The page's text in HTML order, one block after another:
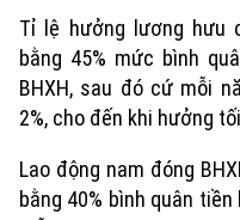
Tỉ lệ hưởng lương hưu
bằng 45% mức bình
BHXH, sau đó cứ mỗi
2%, cho đến khi hưởng
Lao động nam đóng
bằng 40% bình quân